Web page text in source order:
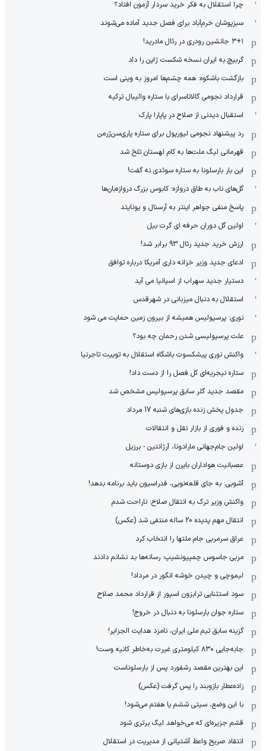
چرا استقلال به فکر خرید سردار آزمون افتاد؟
سبزپوشان خرم‌آباد برای فصل جدید آماده می‌شوند
۳+۱ جانشین رودری در رئال مادرید!
گربیچ به ایران نسخه شکست ژاپن را داد
بازگشت باشکوه: همه چشم‌ها امروز به وینی است
قرارداد نجومی گالاتاسرای با ستاره والیبال ترکیه
استقبال دیدنی از صلاح در پاپارا پارک
رد پیشنهاد نجومی لیورپول برای ستاره پاری‌سن‌ژرمن
قهرمانی لیگ ملت‌ها به کام لهستان تلخ شد
این بار بارسلونا به ستاره سوئدی نه گفت!
گل‌های ناب به طاق دروازه؛ کابوس بزرگ دروازه‌بان‌ها
پاسخ منفی جواهر اینتر به آرسنال و یونایتد
اولین گل دوران حرفه ای گرت بیل
ارزش خرید جدید رئال 93 برابر شد!
ادعای جدید وزیر خزانه داری آمریکا درباره توافق
دستیار جدید سهراب از اسپانیا می آید
استقلال به دنبال میزبانی در شهرقدس
نوری: پرسپولیس همیشه از بیرون زمین حمایت می شود
علت پرسپولیسی شدن رحمان چه بود؟
واکنش نوری پیشکسوت باشگاه استقلال به توییت تاجرنیا
ستاره نیجریه‌ای کل فصل را از دست داد!
مقصد جدید گلر سابق پرسپولیس مشخص شد
جدول پخش زنده بازی‌های شنبه 17 مرداد
زنده و فوری از بازار نقل و انتقالات
اولین جام‌جهانی مارادونا، آرژانتین - برزیل
عصبانیت هواداران بایرن از بازی دوستانه
آشوبی: به جای قلعه‌نویی، فدراسیون باید برنامه بدهد!
واکنش وزیر ترک به انتقال صلاح: ناراحت شدم
انتقال مهم پدیده 20 ساله منتفی شد (عکس)
عراق سرمربی جام ملتها را انتخاب کرد
مربی جاسوس چمپیونشیپ: رسانه‌ها بد نشانم دادند
لیموچی و چیدن خوشه انگور در مرداد!
سود استثنایی ترابزون اسپور از قرارداد محمد صلاح
ستاره جوان بارسلونا به دنبال در خروج!
گزینه سابق تیم ملی ایران، نامزد هدایت الجزایر!
جابه‌جایی ۸۳۰ کیلومتری غیرت به‌خاطر کانیه وست!
این بهترین مقصد رشفورد پس از بارسلوناست
زاده‌عطار بازوبند را پس گرفت (عکس)
با این وضع، سیتی ششم یا هفتم می‌شود!
قشم جزیره‌ای که می‌خواهد لیگ برتری شود
انتقاد صریح واعظ آشتیانی از مدیریت در استقلال